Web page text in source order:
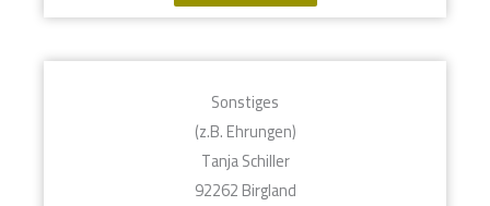
Sonstiges
(z.B. Ehrungen)
Tanja Schiller
92262 Birgland